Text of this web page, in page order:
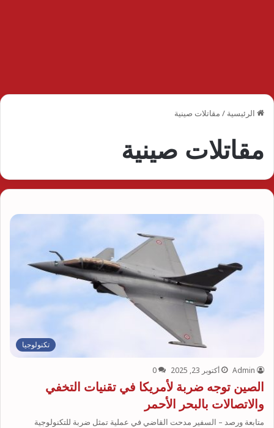
الرئيسية / مقاتلات صينية
مقاتلات صينية
تكنولوجيا
Admin أكتوبر 23, 2025 0
الصين توجه ضربة لأمريكا في تقنيات التخفي
والاتصالات بالبحر الأحمر
متابعة ورصد – السفير مدحت القاضي في عملية تمثل ضربة للتكنولوجية